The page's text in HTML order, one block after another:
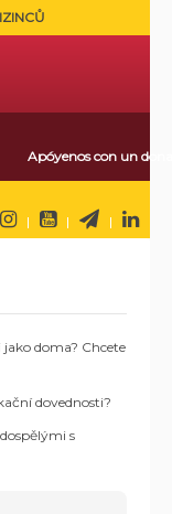
Apóyenos con un
doma? Chcete
dovednosti?
s